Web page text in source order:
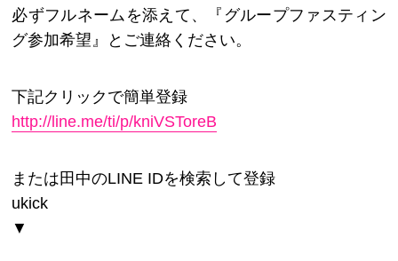
必ずフルネームを添えて、『グループファスティン
グ参加希望』とご連絡ください。
下記クリックで簡単登録
http://line.me/ti/p/kniVSToreB
または田中のLINE IDを検索して登録
ukick
▼